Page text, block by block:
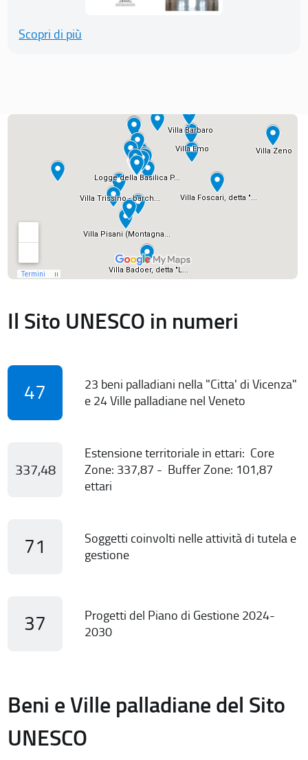
Scopri di più
Il Sito UNESCO in numeri
47
23 beni palladiani nella "Citta' di Vicenza"
e 24 Ville palladiane nel Veneto
337,48
Estensione territoriale in ettari: Core
Zone: 337,87 - Buffer Zone: 101,87
ettari
71
Soggetti coinvolti nelle attività di tutela e
gestione
37
Progetti del Piano di Gestione 2024-
2030
Beni e Ville palladiane del Sito
UNESCO